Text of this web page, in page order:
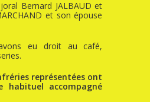
Bernard JALBAUD et
et son épouse
eu droit au café,
représentées ont
accompagné